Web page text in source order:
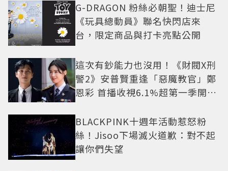
G-DRAGON 粉絲必朝聖！迪士尼
《玩具總動員》聯名快閃店來
台，限定商品與打卡亮點公開
這次有鈔能力也沒用！《財閥X刑
警2》安普賢重逢「惡魔教官」鄭
恩彩 首播收視6.1%超第一季開紅
BLACKPINK十週年活動惹怒粉
絲！Jisoo下場滅火道歉：對不起
讓你們失望